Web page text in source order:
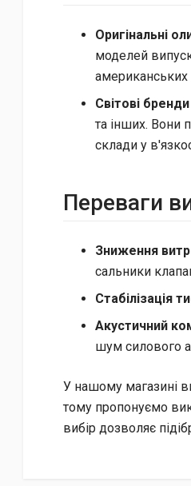
Оригінальні
моделей
американських
Світові
та інших. Вони
склади у
Переваги
Зниження
сальники
Стабілізація
Акустичний
шум силового
У нашому магазині
тому пропонуємо
вибір дозволяє